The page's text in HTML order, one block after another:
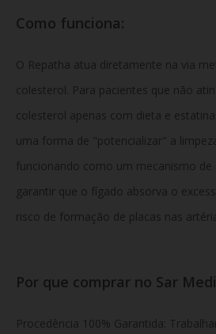
Como funciona:
O Repatha atua diretamente na via
colesterol. Para pacientes que não
colesterol apenas com dieta e
uma forma de "potencializar" a
funcionando como um mecanismo de
garantir que o fígado absorva o
risco de formação de placas nas
Por que comprar no Sar
Procedência 100% Garantida: